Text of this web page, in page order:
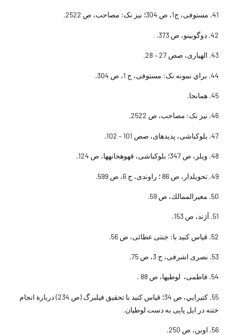
41. مستوفى، ج1، ص 304؛ نيز نک: مصاحب، ص 2522.
42. دوگوبينو، ص 373.
43. الهيارى، صص 27 – 28.
44. براي نمونه نک: مستوفى، ج 1، ص 304.
45. همانجا.
46. نيز نک: مصاحب، ص 2522.
47. بلوكباشى، پديده‏اى، صص 101 – 102.
48. ويلز، ص 347؛ بلوكباشى، قهوه‏خانه‏ها، ص 124.
49. تحويلدار، ص 86 ؛ راوندى، ج 6، ص 599.
50. معيرالممالك، ص 59.
51. آژند، ص 153.
52. قياس کنيد با: جنتى عطائى، ص 56.
53. نصرى اشرفى، ج 3، ص 75.
54. فاطمى، لوطيها، ص 88 .
55. کتيرايي، ص 34؛ قياس کنيد با تحقيق فيلبرگ (ص 234) دربارة انجام
ختنه در ايل پاپى به دست لوطيان.
56. اوبن، ص 250.